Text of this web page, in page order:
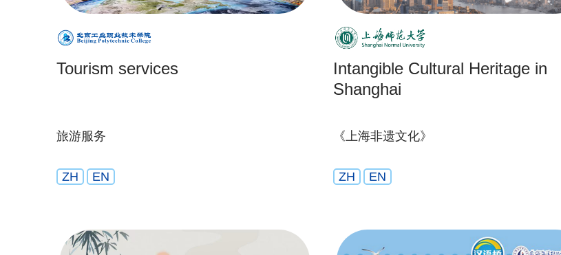
Tourism services
旅游服务
ZH EN
Intangible Cultural Heritage in
Shanghai
《上海非遗文化》
ZH EN